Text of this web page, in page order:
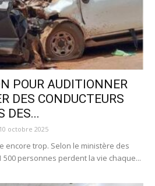
POUR AUDITIONNER
DES CONDUCTEURS
DES...
10 octobre 2025
encore trop. Selon le ministère des
500 personnes perdent la vie chaque...